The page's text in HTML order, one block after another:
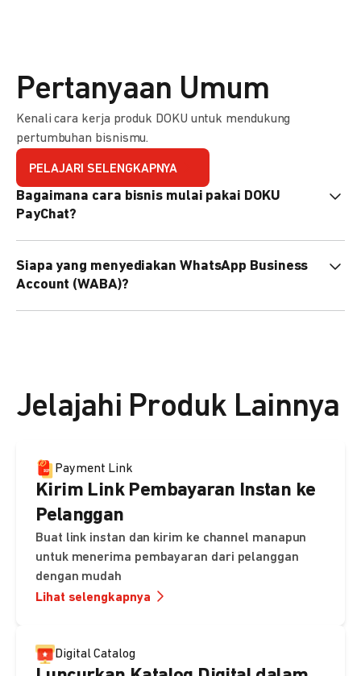
Pertanyaan Umum
Kenali cara kerja produk DOKU untuk mendukung
pertumbuhan bisnismu.
PELAJARI SELENGKAPNYA
Bagaimana cara bisnis mulai pakai DOKU
PayChat?
nanti tim kami bantu setup. Bisa juga pakai nomor
WhatsApp bisnis yang sudah dimiliki sendiri, atau dari
DOKU yang buatkan WhatsApp Bisnis terverifikasi juga
Siapa yang menyediakan WhatsApp Business
Account (WABA)?
Jelajahi Produk Lainnya
Payment Link
Kirim Link Pembayaran Instan ke
Pelanggan
Buat link instan dan kirim ke channel manapun
untuk menerima pembayaran dari pelanggan
dengan mudah
Lihat selengkapnya
Digital Catalog